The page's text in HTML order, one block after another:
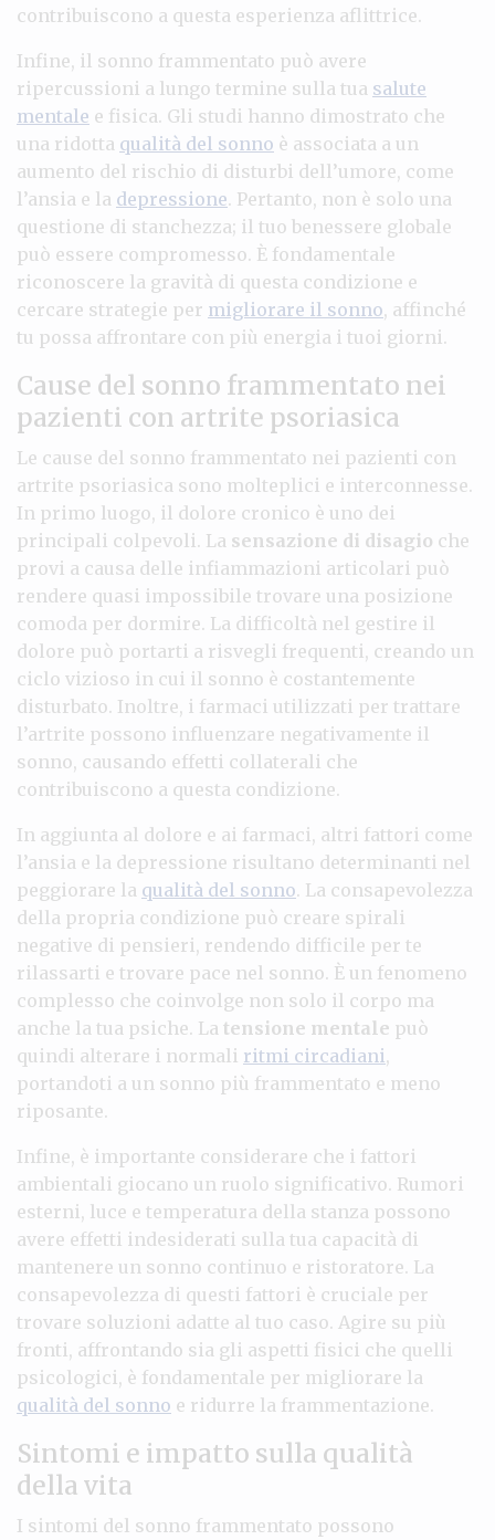
contribuiscono a questa esperienza aflittrice.
Infine, il sonno frammentato può avere
ripercussioni a lungo termine sulla tua salute
mentale e fisica. Gli studi hanno dimostrato che
una ridotta qualità del sonno è associata a un
aumento del rischio di disturbi dell’umore, come
l’ansia e la depressione. Pertanto, non è solo una
questione di stanchezza; il tuo benessere globale
può essere compromesso. È fondamentale
riconoscere la gravità di questa condizione e
cercare strategie per migliorare il sonno, affinché
tu possa affrontare con più energia i tuoi giorni.
Cause del sonno frammentato nei
pazienti con artrite psoriasica
Le cause del sonno frammentato nei pazienti con
artrite psoriasica sono molteplici e interconnesse.
In primo luogo, il dolore cronico è uno dei
principali colpevoli. La sensazione di disagio che
provi a causa delle infiammazioni articolari può
rendere quasi impossibile trovare una posizione
comoda per dormire. La difficoltà nel gestire il
dolore può portarti a risvegli frequenti, creando un
ciclo vizioso in cui il sonno è costantemente
disturbato. Inoltre, i farmaci utilizzati per trattare
l’artrite possono influenzare negativamente il
sonno, causando effetti collaterali che
contribuiscono a questa condizione.
In aggiunta al dolore e ai farmaci, altri fattori come
l’ansia e la depressione risultano determinanti nel
peggiorare la qualità del sonno. La consapevolezza
della propria condizione può creare spirali
negative di pensieri, rendendo difficile per te
rilassarti e trovare pace nel sonno. È un fenomeno
complesso che coinvolge non solo il corpo ma
anche la tua psiche. La tensione mentale può
quindi alterare i normali ritmi circadiani,
portandoti a un sonno più frammentato e meno
riposante.
Infine, è importante considerare che i fattori
ambientali giocano un ruolo significativo. Rumori
esterni, luce e temperatura della stanza possono
avere effetti indesiderati sulla tua capacità di
mantenere un sonno continuo e ristoratore. La
consapevolezza di questi fattori è cruciale per
trovare soluzioni adatte al tuo caso. Agire su più
fronti, affrontando sia gli aspetti fisici che quelli
psicologici, è fondamentale per migliorare la
qualità del sonno e ridurre la frammentazione.
Sintomi e impatto sulla qualità
della vita
I sintomi del sonno frammentato possono